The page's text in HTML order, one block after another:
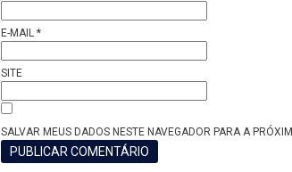
E-MAIL *
SITE
SALVAR MEUS DADOS NESTE NAVEGADOR PARA A